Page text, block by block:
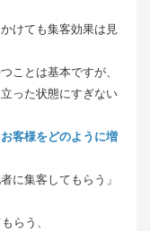
けても集客効果は見
ことは基本ですが、
った状態にすぎない
客様をどのように増
に集客してもらう」
らう、